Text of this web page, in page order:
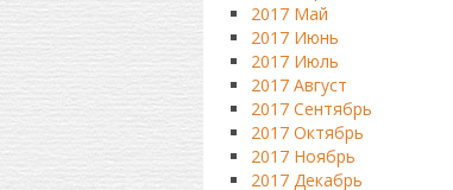
2017 Май
2017 Июнь
2017 Июль
2017 Август
2017 Сентябрь
2017 Октябрь
2017 Ноябрь
2017 Декабрь